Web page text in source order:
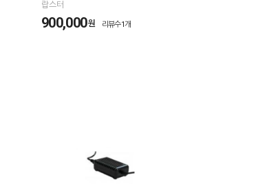
랍스터
900,000원 리뷰수1개